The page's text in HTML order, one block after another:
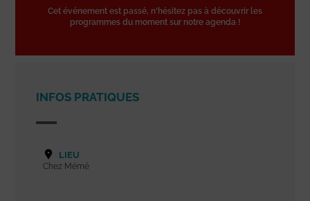
Cet événement est passé, n'hésitez pas à découvrir les
programmes du moment sur notre agenda !
INFOS PRATIQUES
LIEU
Chez Mémé